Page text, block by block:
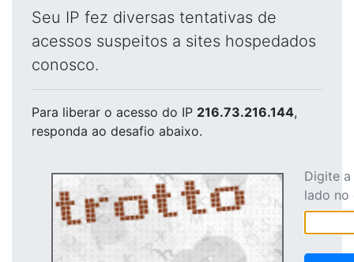
Seu IP fez diversas tentativas de
acessos suspeitos a sites hospedados
conosco.
Para liberar o acesso do IP 216.73.216.144,
responda ao desafio abaixo.
Digite
lado no